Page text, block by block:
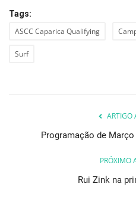
Tags:
ASCC Caparica Qualifying
Surf
ARTIGO
Programação de
PRÓXIMO
Rui Zink na